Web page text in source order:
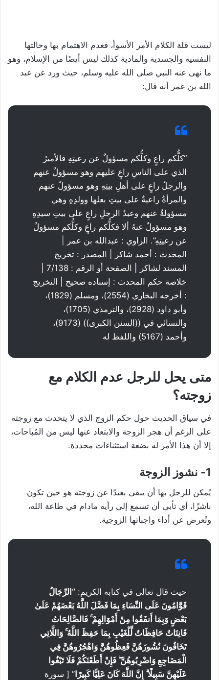
ليست قلة الكلام الأمر الأسوأ، فعدم الاهتمام بها وحالتها
النفسية والجسدية والمادية كذلك ليس أيضًا من الإسلام، وهو
ما نهى عنه النبي صلى الله عليه وسلم، حيث ورد عن عبد
الله بن عمر أنه قال:
“كلُّكم راعٍ وكلُّكم مسؤولٌ عن رعيتِهِ فالأميرُ
الذي على الناسِ راعٍ عليهم وهو مسؤولٌ عنهم
والرجلُ راعٍ على أهلِ بيتِهِ وهو مسؤولٌ عنهم
والمرأةُ راعيةٌ على بيتِ بعلها وولدِهِ وهي
مسؤولةٌ عنهم وعبدُ الرجلِ راعٍ على بيتِ سيدِهِ
وهو مسؤولٌ عنهُ ألا فكلُّكم راعٍ وكلُّكم مسؤولٌ
عن رعيتِهِ”. الراوي : عبدالله بن عمر |
المحدث : أحمد شاكر | المصدر : تخريج
خلاصة حكم المحدث : إسناده صحيح | التخريج
: أخرجه البخاري (2554)، ومسلم (1829)،
وأبو داود (2928)، والترمذي (1705)،
والنسائي في ((السنن الكبرى)) (9173)،
وأحمد (5167) واللفظ له
متى يحل للرجل عدم الكلام مع
زوجته؟
في سياق الحديث حول حكم الزوج الذي لا يتحدث مع زوجته
على الرغم أن هجر الزوجة والابتعاد عنها ليس من المُباحات،
إلا أن هذا الأمر له بضعة استثناءات محددة.
1- نشوز الزوجة
يُمكن للرجل بها أن يبقى بعيدًا عن زوجته هو حين تكون
ناشزًا، أي تأبى أن تسمع إلى رأيه مادام في طاعة الله،
وتُعرض عن أداء واجباتها الزوجية.
حيث قال تعالى في كتابه الكريم: “الرِّجَالُ
قَوَّامُونَ عَلَى النِّسَاءِ بِمَا فَضَّلَ اللَّهُ بَعْضَهُمْ عَلَىٰ
بَعْضٍ وَبِمَا أَنفَقُوا مِنْ أَمْوَالِهِمْ ۚ فَالصَّالِحَاتُ
قَانِتَاتٌ حَافِظَاتٌ لِّلْغَيْبِ بِمَا حَفِظَ اللَّهُ ۚ وَاللَّاتِي
تَخَافُونَ نُشُوزَهُنَّ فَعِظُوهُنَّ وَاهْجُرُوهُنَّ فِي
الْمَضَاجِعِ وَاضْرِبُوهُنَّ ۖ فَإِنْ أَطَعْنَكُمْ فَلَا تَبْغُوا
عَلَيْهِنَّ سَبِيلًا ۗ إِنَّ اللَّهَ كَانَ عَلِيًّا كَبِيرًا ” [ سورة